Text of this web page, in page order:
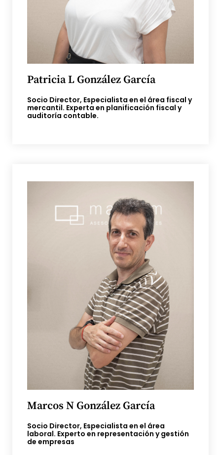
Patricia L González García
Socio Director, Especialista en el área fiscal y
mercantil. Experta en planificación fiscal y
auditoría contable.
Marcos N González García
Socio Director, Especialista en el área
laboral. Experto en representación y gestión
de empresas